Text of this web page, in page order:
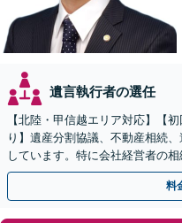
遺言執行者の選任
【北陸・甲信越エリア対応】【
り】遺産分割協議、不動産相続
しています。特に会社経営者の
談ください。【休日・夜間面談
料